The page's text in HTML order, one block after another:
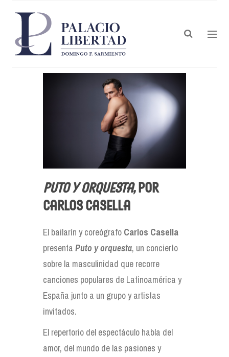
Puto y orquesta,por
Carlos Casella
El bailarín y coreógrafo Carlos Casella
presenta Puto y orquesta, un concierto
sobre la masculinidad que recorre
canciones populares de Latinoamérica y
España junto a un grupo y artistas
invitados.
El repertorio del espectáculo habla del
amor, del mundo de las pasiones y